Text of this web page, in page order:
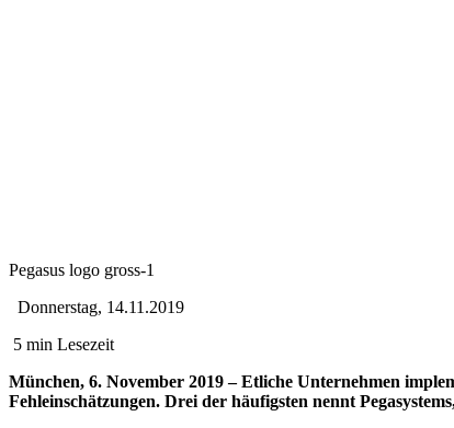
Pegasus logo gross-1
Donnerstag, 14.11.2019
5 min Lesezeit
München, 6. November 2019 – Etliche Unternehmen
Fehleinschätzungen. Drei der häufigsten nennt